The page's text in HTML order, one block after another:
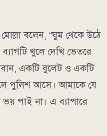
বলেন, “ঘুম থেকে উঠে
খুলে দেখি ভেতরে
একটি বুলেট ও একটি
পুলিশ আসে। আমাকে যে
পাই না। এ ব্যাপারে